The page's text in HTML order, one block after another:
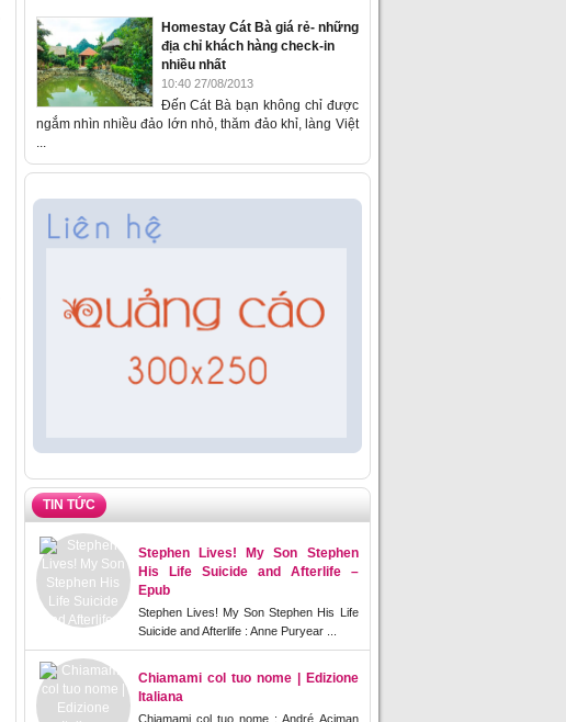
Homestay Cát Bà giá rẻ- những
địa chỉ khách hàng check-in
nhiều nhất
10:40 27/08/2013
Đến Cát Bà bạn không chỉ được
ngắm nhìn nhiều đảo lớn nhỏ, thăm đảo khỉ, làng Việt
...
TIN TỨC
Stephen Lives! My Son Stephen
His Life Suicide and Afterlife –
Epub
Stephen Lives! My Son Stephen His Life
Suicide and Afterlife : Anne Puryear ...
Chiamami col tuo nome | Edizione
Italiana
Chiamami col tuo nome : André Aciman